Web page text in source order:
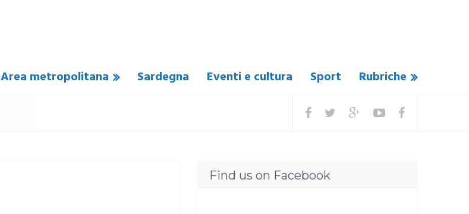
Area metropolitana Sardegna Eventi e cultura Sport Rubriche
Find us on Facebook